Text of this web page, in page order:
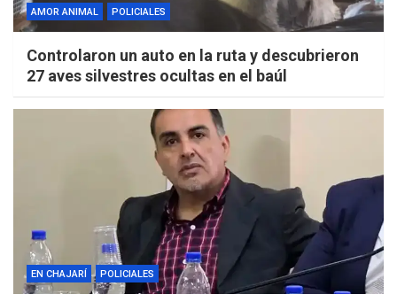
AMOR ANIMAL POLICIALES
Controlaron un auto en la ruta y descubrieron
27 aves silvestres ocultas en el baúl
EN CHAJARÍ POLICIALES